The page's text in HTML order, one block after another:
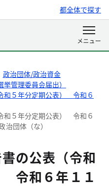
都全体で探す
政治団体/政治資金
管理委員会届出）
和５年分定期公表） 令和６
和５年分定期公表） 令和６
治団体（な）
の公表（令和
令和６年１１